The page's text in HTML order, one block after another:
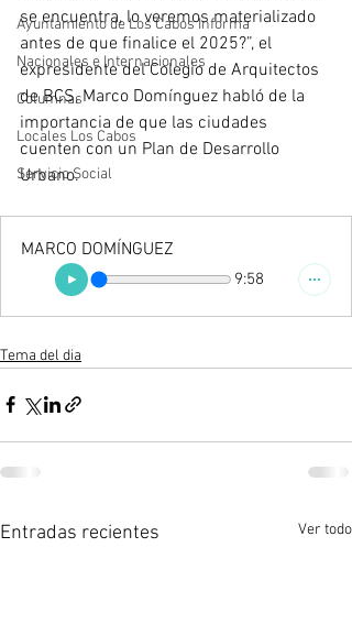
Ayuntamiento de Los Cabos Informa
Nacionales e Internacionales
Columnas
Locales Los Cabos
Servicio Social
se encuentra, lo veremos materializado
antes de que finalice el 2025?”, el
expresidente del Colegio de Arquitectos
de BCS, Marco Domínguez habló de la
importancia de que las ciudades
cuenten con un Plan de Desarrollo
Urbano.
MARCO DOMÍNGUEZ
9:58
Tema del dia
Entradas recientes Ver todo